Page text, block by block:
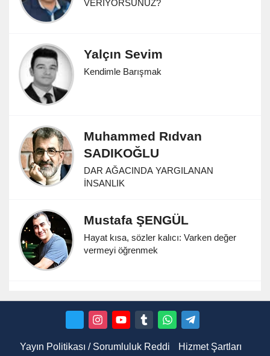
VERİYORSUNUZ?
Yalçın Sevim
Kendimle Barışmak
Muhammed Rıdvan
SADIKOĞLU
DAR AĞACINDA YARGILANAN
İNSANLIK
Mustafa ŞENGÜL
Hayat kısa, sözler kalıcı: Varken değer
vermeyi öğrenmek
Yayın Politikası / Sorumluluk Reddi Hizmet Şartları